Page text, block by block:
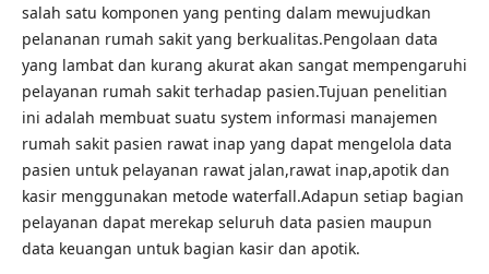
salah satu komponen yang penting dalam mewujudkan
pelananan rumah sakit yang berkualitas.Pengolaan data
yang lambat dan kurang akurat akan sangat mempengaruhi
pelayanan rumah sakit terhadap pasien.Tujuan penelitian
ini adalah membuat suatu system informasi manajemen
rumah sakit pasien rawat inap yang dapat mengelola data
pasien untuk pelayanan rawat jalan,rawat inap,apotik dan
kasir menggunakan metode waterfall.Adapun setiap bagian
pelayanan dapat merekap seluruh data pasien maupun
data keuangan untuk bagian kasir dan apotik.